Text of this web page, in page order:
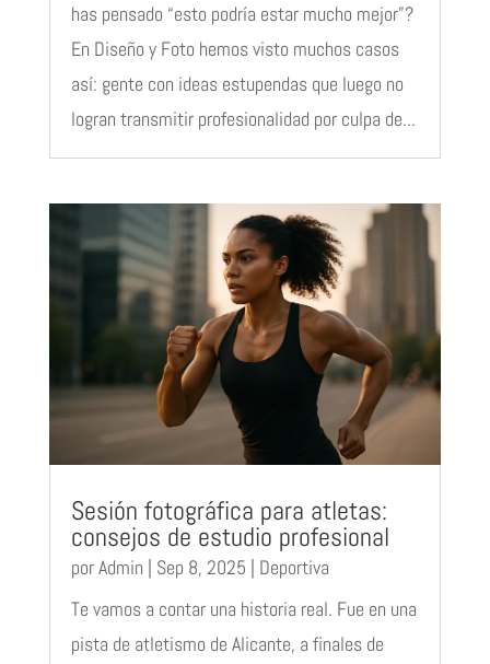
has pensado “esto podría estar mucho mejor”?
En Diseño y Foto hemos visto muchos casos
así: gente con ideas estupendas que luego no
logran transmitir profesionalidad por culpa de...
Sesión fotográfica para atletas:
consejos de estudio profesional
porAdmin | Sep 8, 2025 | Deportiva
Te vamos a contar una historia real. Fue en una
pista de atletismo de Alicante, a finales de